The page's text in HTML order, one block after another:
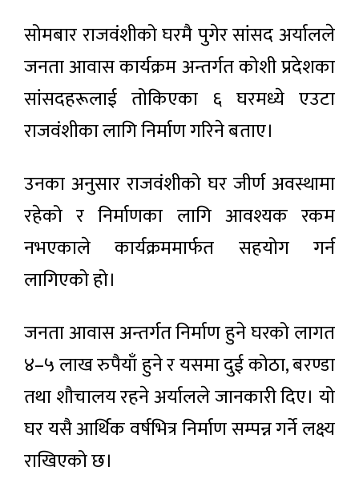
सोमबार राजवंशीको घरमै पुगेर सांसद अर्यालले
जनता आवास कार्यक्रम अन्तर्गत कोशी प्रदेशका
सांसदहरूलाई तोकिएका ६ घरमध्ये एउटा
राजवंशीका लागि निर्माण गरिने बताए।
उनका अनुसार राजवंशीको घर जीर्ण अवस्थामा
रहेको र निर्माणका लागि आवश्यक रकम
नभएकाले कार्यक्रममार्फत सहयोग गर्न
लागिएको हो।
जनता आवास अन्तर्गत निर्माण हुने घरको लागत
४–५ लाख रुपैयाँ हुने र यसमा दुई कोठा, बरण्डा
तथा शौचालय रहने अर्यालले जानकारी दिए। यो
घर यसै आर्थिक वर्षभित्र निर्माण सम्पन्न गर्ने लक्ष्य
राखिएको छ।